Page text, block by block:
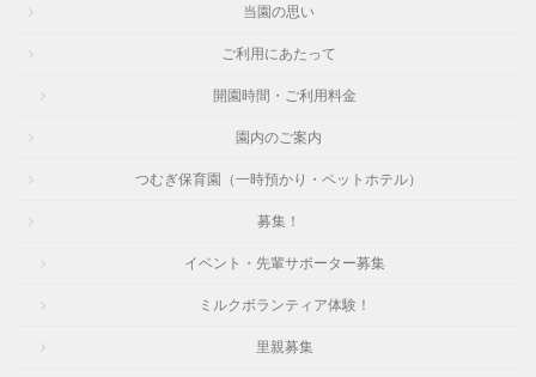
当園の思い
ご利用にあたって
開園時間・ご利用料金
園内のご案内
つむぎ保育園（一時預かり・ペットホテル）
募集！
イベント・先輩サポーター募集
ミルクボランティア体験！
里親募集